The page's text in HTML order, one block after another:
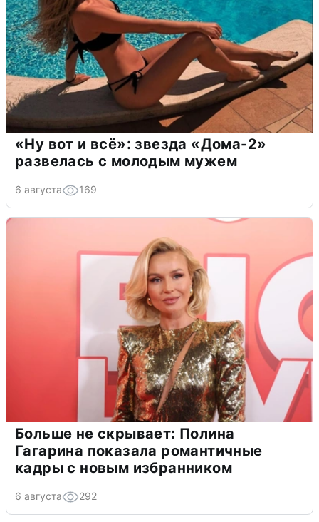
«Ну вот и всё»: звезда «Дома-2»
развелась с молодым мужем
6 августа 169
Больше не скрывает: Полина
Гагарина показала романтичные
кадры с новым избранником
6 августа 292